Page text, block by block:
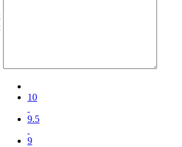
10
9.5
9